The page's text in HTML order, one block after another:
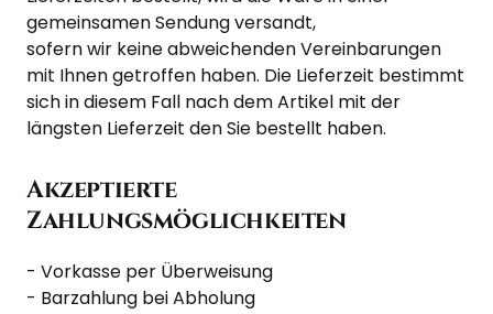
gemeinsamen Sendung versandt,
sofern wir keine abweichenden Vereinbarungen
mit Ihnen getroffen haben. Die Lieferzeit bestimmt
sich in diesem Fall nach dem Artikel mit der
längsten Lieferzeit den Sie bestellt haben.
Akzeptierte
Zahlungsmöglichkeiten
- Vorkasse per Überweisung
- Barzahlung bei Abholung